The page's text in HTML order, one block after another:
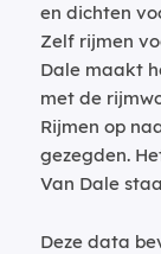
en dichten
Zelf rijmen
Dale maakt
met de
Rijmen op
gezegden.
Van Dale
Deze data